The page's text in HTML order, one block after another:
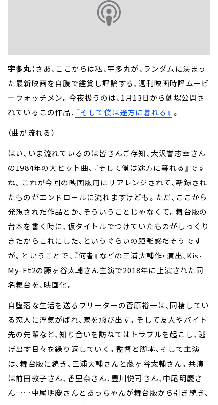
宇多丸： さあ、ここからは私、宇多丸が、ランダムに決まっ
た最新映画を自腹で鑑賞し評論する、週刊映画時評ムービ
ーウォッチメン。今夜扱うのは、1月13日から劇場公開さ
れているこの作品、 『そして僕は途方に暮れる』 。
（曲が流れる）
はい、いま流れているのは皆さんご存知、大沢誉志幸さん
の1984年の大ヒット曲、『そして僕は途方に暮れる』です
ね。これが今回の映画版用にリアレンジされて、新録され
たものがエンドロールに流れますけども。ただ、ここから
発想された作品とか、そういうことじゃなくて。舞台版の
台本を書く時に、仮タイトルでつけていたものがしっくり
きたからこれにした、というぐらいの距離感だそうです
が。ということで、『何者』などの三浦大輔作・演出、Kis-
My-Ft2の藤ヶ谷太輔さん主演で2018年に上演された同
名舞台を、映画化。
自堕落な生活を送るフリーターの菅原裕一は、同棲してい
る恋人に浮気がばれ、家を飛び出す。そして友人やバイト
先の先輩など、知り合いを訪ねてはトラブルを起こし、逃
げ出す日々を繰り返していく。監督と脚本、そして主演
は、舞台版に続き、三浦大輔さんと藤ヶ谷太輔さん。共演
は前田敦子さん、香里奈さん、豊川悦司さん、中尾明慶さ
ん……中尾明慶さんとあっちゃんが舞台版から引き続き、